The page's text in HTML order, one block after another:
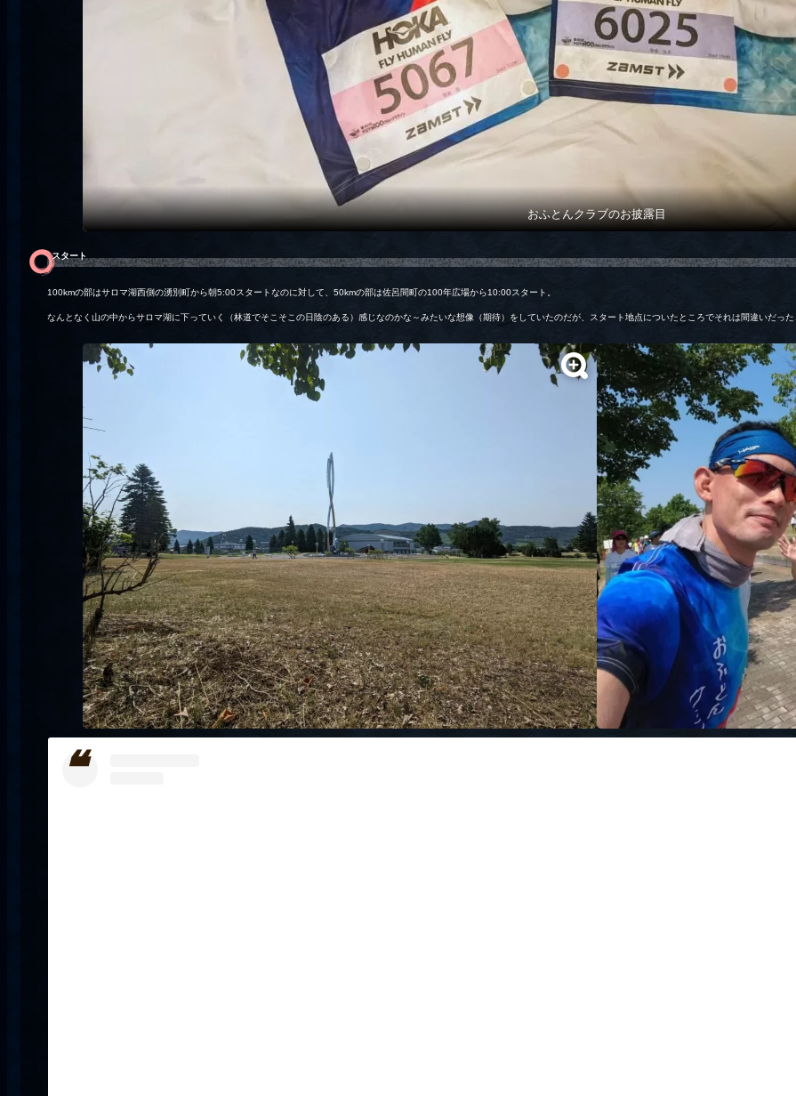
おふとんクラブのお披露目
スタート
100kmの部はサロマ湖西側の湧別町から朝5:00スタートなのに対して、50kmの部は佐呂間町の100年広場から10:00スタート。
なんとなく山の中からサロマ湖に下っていく（林道でそこそこの日陰のある）感じなのかな～みたいな想像（期待）をしていたのだが、スタート地点についたところでそれは間違いだった